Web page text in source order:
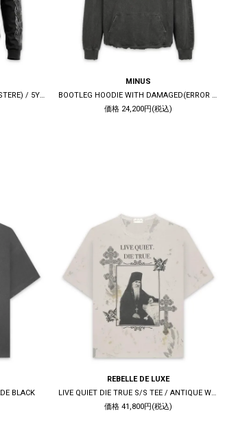
BOOTLEG LONG SLEEVE TEE(AUSTERE) / 5YEARS BLACK
MINUS
BOOTLEG HOODIE WITH DAMAGED(ERROR S) / 10YEARS BLACK
価格 24,200円(税込)
BLACK
REBELLE DE LUXE
LIVE QUIET DIE TRUE S/S TEE / ANTIQUE WHITE
価格 41,800円(税込)